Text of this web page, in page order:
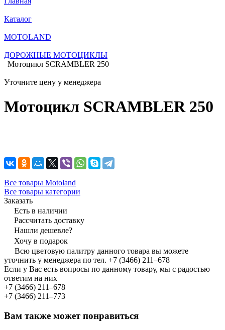
Каталог
MOTOLAND
ДОРОЖНЫЕ МОТОЦИКЛЫ
Мотоцикл SCRAMBLER 250
Уточните цену у менеджера
Мотоцикл SCRAMBLER 250
Все товары Motoland
Все товары категории
Заказать
Есть в наличии
Рассчитать доставку
Нашли дешевле?
Хочу в подарок
Всю цветовую палитру данного товара вы можете
уточнить у менеджера по тел. +7 (3466) 211‒678
Если у Вас есть вопросы по данному товару, мы с радостью
ответим на них
+7 (3466) 211‒678
+7 (3466) 211‒773
Вам также может понравиться